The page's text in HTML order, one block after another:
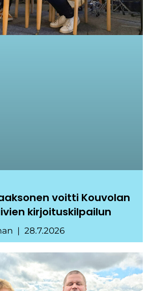
voitti Kouvolan
kirjoituskilpailun
28.7.2026